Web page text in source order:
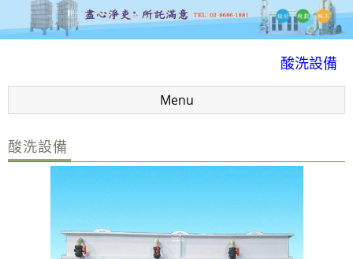
化學製程設備
酸洗設備
消毒殺菌淨化設備
配件
廢氣處理
管路配置工程
Menu
酸洗設備